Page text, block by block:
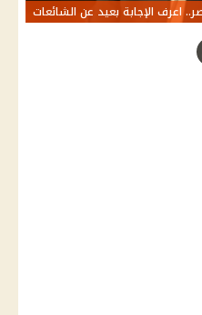
اعرف الإجابة بعيد عن الشائعات